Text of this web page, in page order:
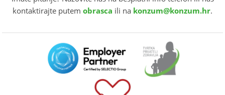
kontaktirajte putem obrasca ili na konzum@konzum.hr.